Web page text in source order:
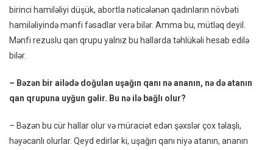
birinci hamiləliyi düşük, abortla nəticələnən qadınların növbəti
hamiləliyində mənfi fəsadlar verə bilər. Amma bu, mütləq deyil.
Mənfi rezuslu qan qrupu yalnız bu hallarda təhlükəli hesab edilə
bilər.
– Bəzən bir ailədə doğulan uşağın qanı nə ananın, nə də atanın
qan qrupuna uyğun gəlir. Bu nə ilə bağlı olur?
– Bəzən bu cür hallar olur və müraciət edən şəxslər çox təlaşlı,
həyəcanlı olurlar. Qeyd edirlər ki, uşağın qanı niyə atanın, ananın